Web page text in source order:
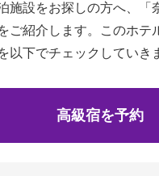
施設をお探しの方へ、
紹介します。このホテ
以下でチェックしていき
高級宿を予約